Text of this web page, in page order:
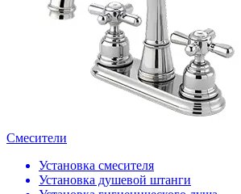
Смесители
Установка смесителя
Установка душевой штанги